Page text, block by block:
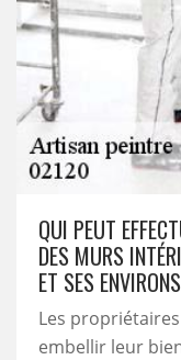
QUI PEUT
DES MURS
ET SES
Les
embellir leur